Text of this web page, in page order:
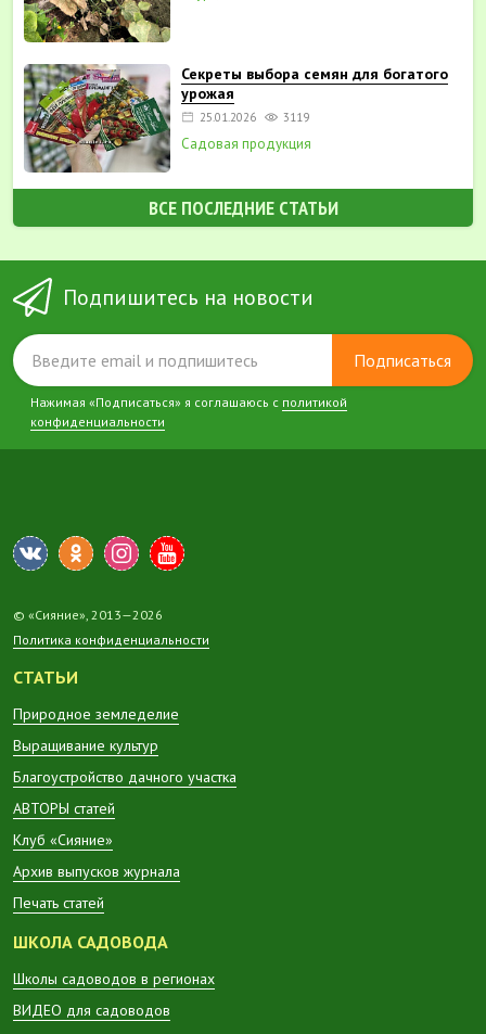
Секреты выбора семян для богатого
урожая
25.01.2026 3119
Садовая продукция
ВСЕ ПОСЛЕДНИЕ СТАТЬИ
Подпишитесь на новости
Подписаться
Нажимая «Подписаться» я соглашаюсь с политикой
конфиденциальности
© «Сияние», 2013—2026
Политика конфиденциальности
СТАТЬИ
Природное земледелие
Выращивание культур
Благоустройство дачного участка
АВТОРЫ статей
Клуб «Сияние»
Архив выпусков журнала
Печать статей
ШКОЛА САДОВОДА
Школы садоводов в регионах
ВИДЕО для садоводов